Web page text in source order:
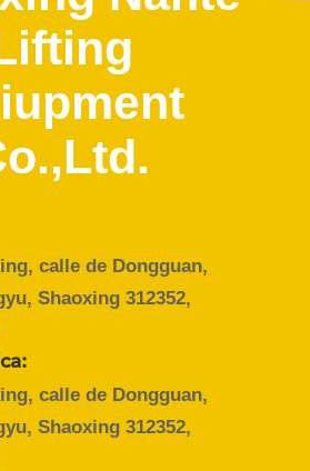
calle de Dongguan,
Shaoxing 312352,
calle de Dongguan,
Shaoxing 312352,